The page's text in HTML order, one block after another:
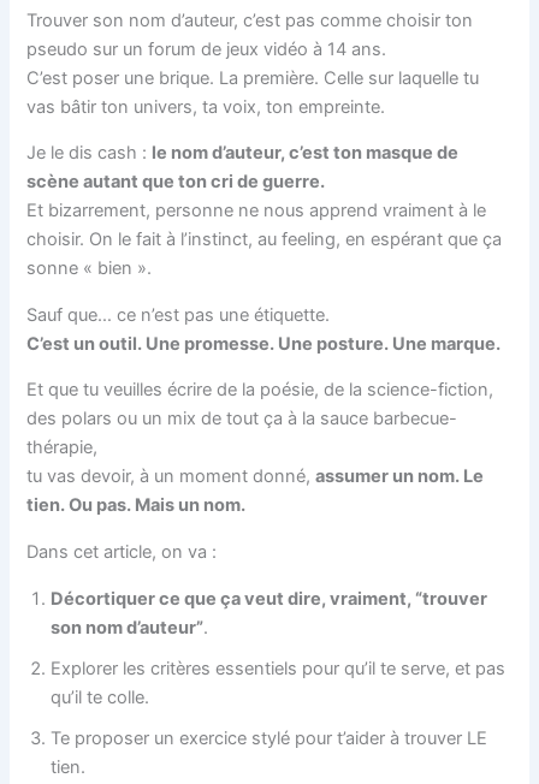
Trouver son nom d’auteur, c’est pas comme choisir ton
pseudo sur un forum de jeux vidéo à 14 ans.
C’est poser une brique. La première. Celle sur laquelle tu
vas bâtir ton univers, ta voix, ton empreinte.
Je le dis cash : le nom d’auteur, c’est ton masque de
scène autant que ton cri de guerre.
Et bizarrement, personne ne nous apprend vraiment à le
choisir. On le fait à l’instinct, au feeling, en espérant que ça
sonne « bien ».
Sauf que… ce n’est pas une étiquette.
C’est un outil. Une promesse. Une posture. Une marque.
Et que tu veuilles écrire de la poésie, de la science-fiction,
des polars ou un mix de tout ça à la sauce barbecue-
thérapie,
tu vas devoir, à un moment donné,assumer un nom. Le
tien. Ou pas. Mais un nom.
Dans cet article, on va :
Décortiquer ce que ça veut dire, vraiment, “trouver
son nom d’auteur”.
Explorer les critères essentiels pour qu’il te serve, et pas
qu’il te colle.
Te proposer un exercice stylé pour t’aider à trouver LE
tien.